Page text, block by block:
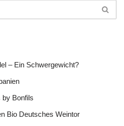
– Ein Schwergewicht?
by Bonfils
Bio Deutsches Weintor